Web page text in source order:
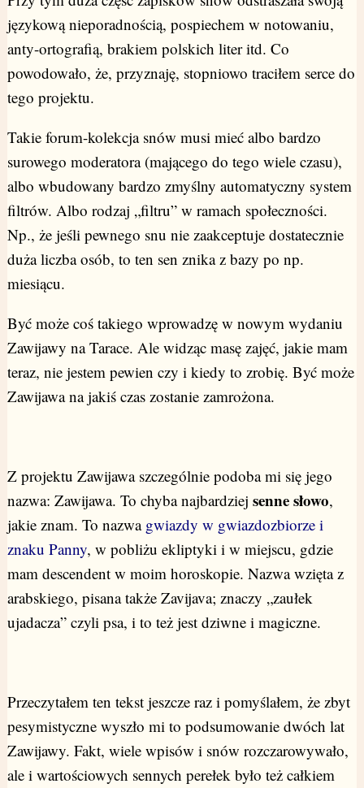
językową nieporadnością, pospiechem w notowaniu,
anty-ortografią, brakiem polskich liter itd. Co
powodowało, że, przyznaję, stopniowo traciłem serce do
tego projektu.
Takie forum-kolekcja snów musi mieć albo bardzo
surowego moderatora (mającego do tego wiele czasu),
albo wbudowany bardzo zmyślny automatyczny system
filtrów. Albo rodzaj „filtru” w ramach społeczności.
Np., że jeśli pewnego snu nie zaakceptuje dostatecznie
duża liczba osób, to ten sen znika z bazy po np.
miesiącu.
Być może coś takiego wprowadzę w nowym wydaniu
Zawijawy na Tarace. Ale widząc masę zajęć, jakie mam
teraz, nie jestem pewien czy i kiedy to zrobię. Być może
Zawijawa na jakiś czas zostanie zamrożona.
Z projektu Zawijawa szczególnie podoba mi się jego
nazwa: Zawijawa. To chyba najbardziej senne słowo,
jakie znam. To nazwa gwiazdy w gwiazdozbiorze i
znaku Panny, w pobliżu ekliptyki i w miejscu, gdzie
mam descendent w moim horoskopie. Nazwa wzięta z
arabskiego, pisana także Zavijava; znaczy „zaułek
ujadacza” czyli psa, i to też jest dziwne i magiczne.
Przeczytałem ten tekst jeszcze raz i pomyślałem, że zbyt
pesymistyczne wyszło mi to podsumowanie dwóch lat
Zawijawy. Fakt, wiele wpisów i snów rozczarowywało,
ale i wartościowych sennych perełek było też całkiem